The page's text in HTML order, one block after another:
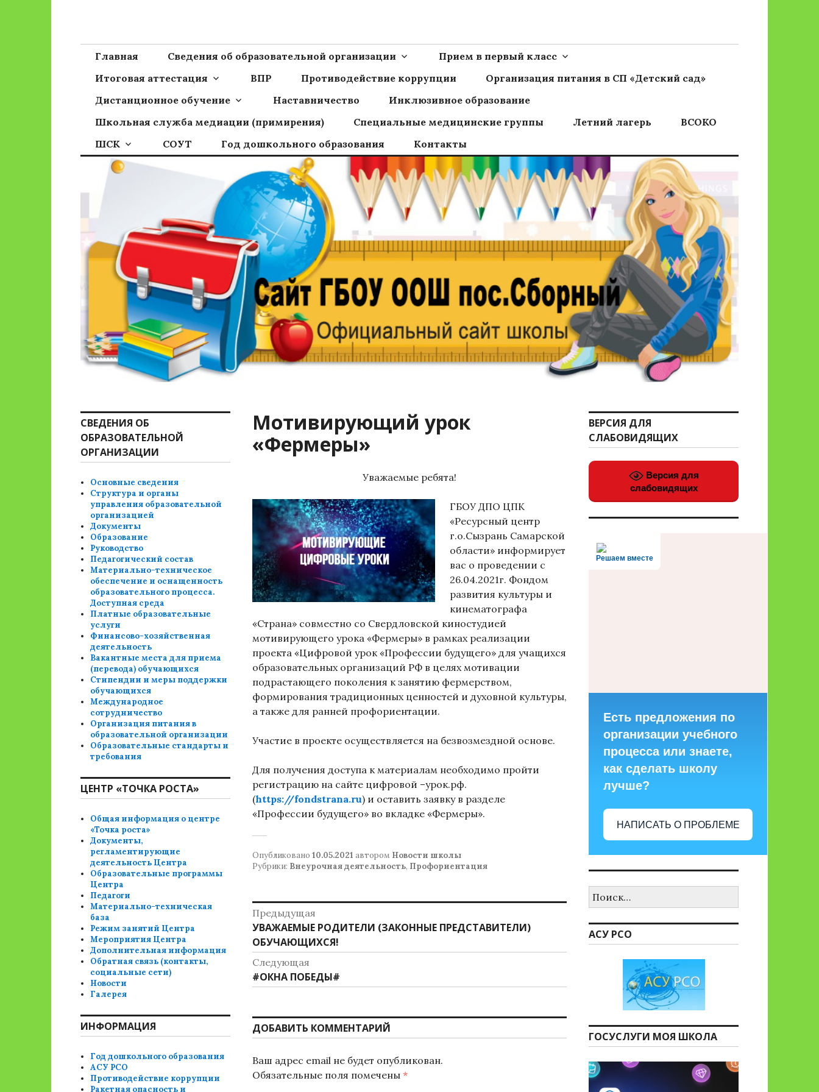
Сайт ГБОУ ООШ пос.Сборный
Главная Сведения об образовательной организации
Прием в первый класс
Итоговая аттестация
ВПР Противодействие коррупции
Организация питания в СП «Детский сад»
Дистанционное обучение
Наставничество
Инклюзивное образование
Школьная служба медиации (примирения)
Специальные медицинские группы Летний лагерь
ВСОКО
ШСК
СОУТ Год дошкольного образования Контакты
Мотивирующий урок
«Фермеры»
Уважаемые ребята!
ГБОУ ДПО ЦПК
«Ресурсный центр
г.о.Сызрань Самарской
области» информирует
вас о проведении с
26.04.2021г. Фондом
развития культуры и
кинематографа
«Страна» совместно со Свердловской киностудией
мотивирующего урока «Фермеры» в рамках реализации
проекта «Цифровой урок «Профессии будущего» для учащихся
образовательных организаций РФ в целях мотивации
подрастающего поколения к занятию фермерством,
формирования традиционных ценностей и духовной культуры,
а также для ранней профориентации.
Участие в проекте осуществляется на безвозмездной основе.
Для получения доступа к материалам необходимо пройти
регистрацию на сайте цифровой –урок.рф.
(https://fondstrana.ru) и оставить заявку в разделе
«Профессии будущего» во вкладке «Фермеры».
Опубликовано 10.05.2021 автором Новости школы
Рубрики: Внеурочная деятельность, Профориентация
Навигация
по
записям
Предыдущая
Предыдущая
запись:
УВАЖАЕМЫЕ РОДИТЕЛИ (ЗАКОННЫЕ ПРЕДСТАВИТЕЛИ)
ОБУЧАЮЩИХСЯ!
Следующая
Следующая
запись:
#ОКНА ПОБЕДЫ#
ДОБАВИТЬ КОММЕНТАРИЙ
Ваш адрес email не будет опубликован.
Обязательные поля помечены *
СВЕДЕНИЯ ОБ
ОБРАЗОВАТЕЛЬНОЙ
ОРГАНИЗАЦИИ
Основные сведения
Структура и органы
управления образовательной
организацией
Документы
Образование
Руководство
Педагогический состав
Материально-техническое
обеспечение и оснащенность
образовательного процесса.
Доступная среда
Платные образовательные
услуги
Финансово-хозяйственная
деятельность
Вакантные места для приема
(перевода) обучающихся
Стипендии и меры поддержки
обучающихся
Международное
сотрудничество
Организация питания в
образовательной организации
Образовательные стандарты и
требования
ЦЕНТР «ТОЧКА РОСТА»
Общая информация о центре
«Точка роста»
Документы,
регламентирующие
деятельность Центра
Образовательные программы
Центра
Педагоги
Материально-техническая
база
Режим занятий Центра
Мероприятия Центра
Дополнительная информация
Обратная связь (контакты,
социальные сети)
Новости
Галерея
ИНФОРМАЦИЯ
Год дошкольного образования
АСУ РСО
Противодействие коррупции
Ракетная опасность и
ВЕРСИЯ ДЛЯ
СЛАБОВИДЯЩИХ
Версия для
слабовидящих
Решаем вместе
Есть предложения по
организации учебного
процесса или знаете,
как сделать школу
лучше?
НАПИСАТЬ О ПРОБЛЕМЕ
АСУ РСО
ГОСУСЛУГИ МОЯ ШКОЛА